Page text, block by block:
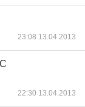
23:08 13.04.2013
22:30 13.04.2013